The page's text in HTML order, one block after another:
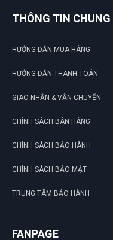
THÔNG TIN CHUNG
HƯỚNG DẪN MUA HÀNG
HƯỚNG DẪN THANH TOÁN
GIAO NHẬN & VẬN CHUYỂN
CHÍNH SÁCH BÁN HÀNG
CHÍNH SÁCH BẢO HÀNH
CHÍNH SÁCH BẢO MẬT
TRUNG TÂM BẢO HÀNH
FANPAGE